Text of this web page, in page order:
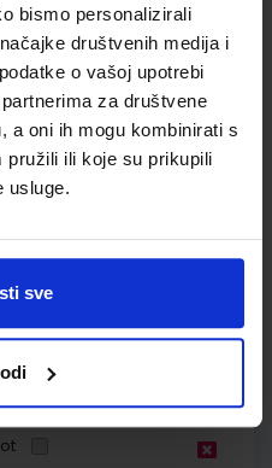
bismo personalizirali
društvenih medija i
o vašoj upotrebi
za društvene
a oni ih mogu kombinirati s
pružili ili koje su prikupili
usluge.
sve
13,24 €
ministarstva:
12,00 €